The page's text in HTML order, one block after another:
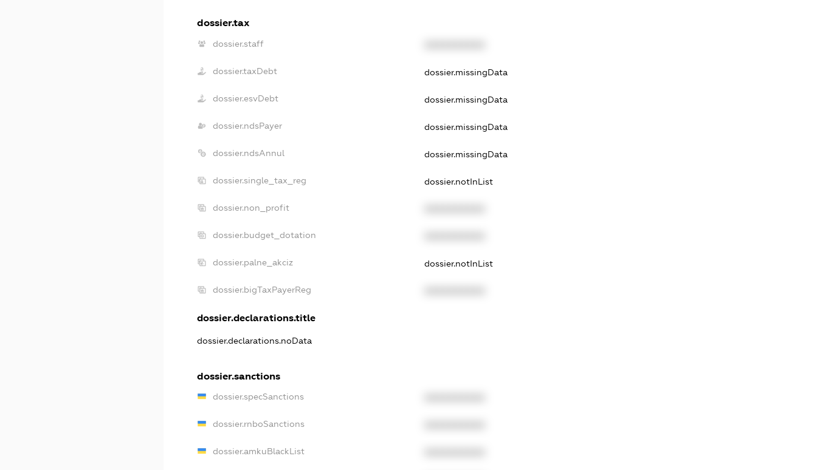
dossier.tax
dossier.staff
dossier.taxDebt dossier.missingData
dossier.esvDebt dossier.missingData
dossier.ndsPayer dossier.missingData
dossier.ndsAnnul dossier.missingData
dossier.single_tax_reg dossier.notInList
dossier.non_profit
dossier.budget_dotation
dossier.palne_akciz dossier.notInList
dossier.bigTaxPayerReg
dossier.declarations.title
dossier.declarations.noData
dossier.sanctions
dossier.specSanctions
dossier.rnboSanctions
dossier.amkuBlackList